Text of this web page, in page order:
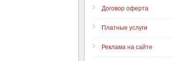
Договор оферта
Платные услуги
Реклама на сайте